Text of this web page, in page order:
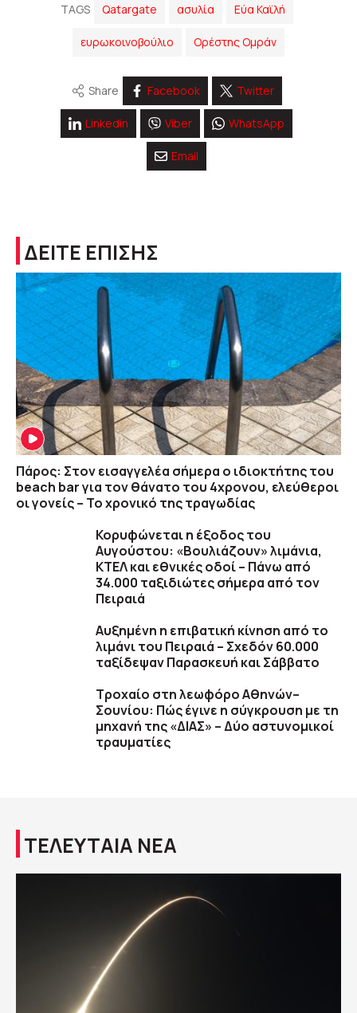
TAGS Qatargate ασυλία Εύα Καϊλή
ευρωκοινοβούλιο Ορέστης Ομράν
Share Facebook Twitter
Linkedin Viber WhatsApp
Email
ΔΕΙΤΕ ΕΠΙΣΗΣ
Πάρος: Στον εισαγγελέα σήμερα ο ιδιοκτήτης του
beach bar για τον θάνατο του 4χρονου, ελεύθεροι
οι γονείς – Το χρονικό της τραγωδίας
Κορυφώνεται η έξοδος του
Αυγούστου: «Βουλιάζουν» λιμάνια,
ΚΤΕΛ και εθνικές οδοί – Πάνω από
34.000 ταξιδιώτες σήμερα από τον
Πειραιά
Αυξημένη η επιβατική κίνηση από το
λιμάνι του Πειραιά – Σχεδόν 60.000
ταξίδεψαν Παρασκευή και Σάββατο
Τροχαίο στη λεωφόρο Αθηνών–
Σουνίου: Πώς έγινε η σύγκρουση με τη
μηχανή της «ΔΙΑΣ» – Δύο αστυνομικοί
τραυματίες
ΤΕΛΕΥΤΑΙΑ ΝΕΑ